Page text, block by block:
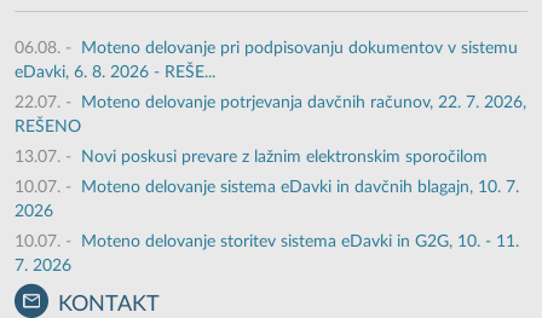
06.08. -
Moteno delovanje pri podpisovanju dokumentov v sistemu
eDavki, 6. 8. 2026 - REŠE...
22.07. -
Moteno delovanje potrjevanja davčnih računov, 22. 7. 2026,
REŠENO
13.07. -
Novi poskusi prevare z lažnim elektronskim sporočilom
10.07. -
Moteno delovanje sistema eDavki in davčnih blagajn, 10. 7.
2026
10.07. -
Moteno delovanje storitev sistema eDavki in G2G, 10. - 11.
7. 2026
KONTAKT